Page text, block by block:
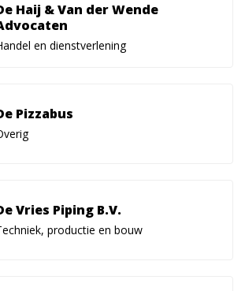
Haij & Van der Wende
en dienstverlening
Pizzabus
Vries Piping B.V.
productie en bouw